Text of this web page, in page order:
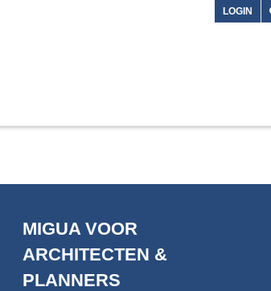
LOGIN
MIGUA VOOR
ARCHITECTEN &
PLANNERS